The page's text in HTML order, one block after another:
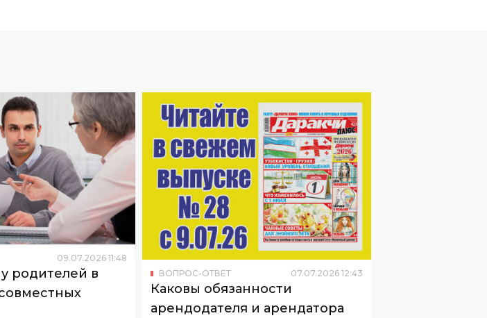
09 07 2026 11:48
родителей в
Семейный кодекс?
ВОПРОС-ОТВЕТ 07.07.2026 12:43
Каковы обязанности
арендодателя и арендатора
автомобиля?
Отвечает юрист.